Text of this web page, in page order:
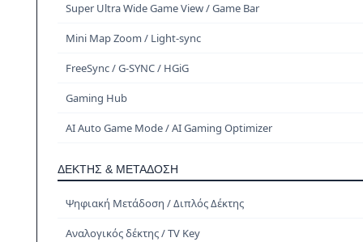
Super Ultra Wide Game View / Game Bar
Mini Map Zoom / Light-sync
FreeSync / G-SYNC / HGiG
Gaming Hub
AI Auto Game Mode / AI Gaming Optimizer
ΔΈΚΤΗΣ & ΜΕΤΆΔΟΣΗ
Ψηφιακή Μετάδοση / Διπλός Δέκτης
Αναλογικός δέκτης / TV Key